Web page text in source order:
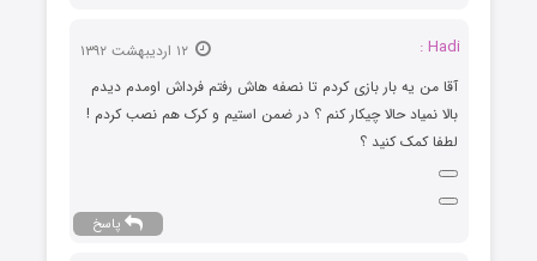
Hadi :
آقا من یه بار بازی کردم تا نصفه هاش رفتم فرداش اومدم دیدم
بالا نمیاد حالا چیکار کنم ؟ در ضمن استیم و کرک هم نصب کردم !
لطفا کمک کنید ؟
پاسخ